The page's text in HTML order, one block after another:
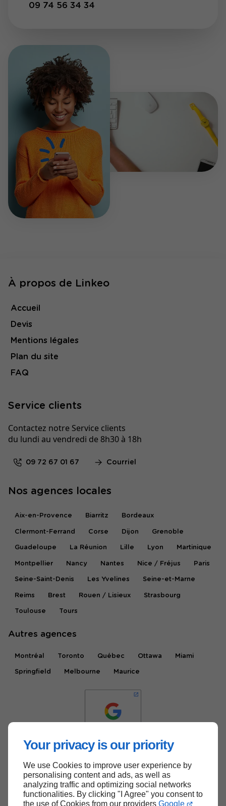
Your privacy is our priority
We use Cookies to improve user experience by
personalising content and ads, as well as
analyzing traffic and optimizing social networks
functionalities. By clicking "I Agree" you consent to
the use of Cookies from our providers Google
09 74 56 34 34
À propos de Linkeo
Accueil
Devis
Mentions légales
Plan du site
FAQ
Service clients
Contactez notre Service clients
du lundi au vendredi de 8h30 à 18h
09 72 67 01 67 Courriel
Nos agences locales
Aix-en-Provence Biarritz Bordeaux
Clermont-Ferrand Corse Dijon Grenoble
Guadeloupe La Réunion Lille Lyon Martinique
Montpellier Nancy Nantes Nice / Fréjus Paris
Seine-Saint-Denis Les Yvelines Seine-et-Marne
Reims Brest Rouen / Lisieux Strasbourg
Toulouse Tours
Autres agences
Montréal Toronto Québec Ottawa Miami
Springfield Melbourne Maurice
Haut de page